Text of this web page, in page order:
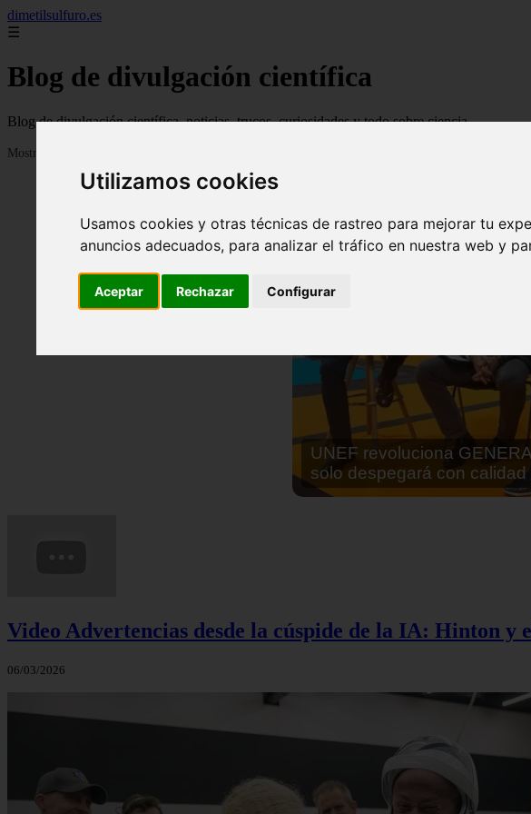
Utilizamos cookies
Usamos cookies y otras técnicas de rastreo para mejorar tu
anuncios adecuados, para analizar el tráfico en nuestra web y
Aceptar Rechazar Configurar
dimetilsulfuro.es
☰
Blog de divulgación científica
Blog de divulgación científica, noticias, trucos, curiosidades y todo sobre ciencia
Mostrando 1 - 24 de 907 artículos
En África harán lo que
cocinar sus alimentos
Video Advertencias desde la cúspide de la IA: Hinton y
06/03/2026